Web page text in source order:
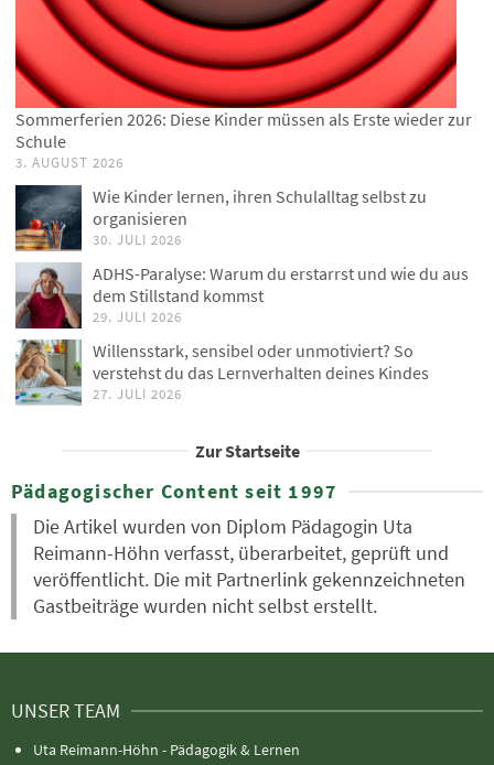
Sommerferien 2026: Diese Kinder müssen als Erste wieder zur
Schule
3. AUGUST 2026
Wie Kinder lernen, ihren Schulalltag selbst zu
organisieren
30. JULI 2026
ADHS-Paralyse: Warum du erstarrst und wie du aus
dem Stillstand kommst
29. JULI 2026
Willensstark, sensibel oder unmotiviert? So
verstehst du das Lernverhalten deines Kindes
27. JULI 2026
Zur Startseite
Pädagogischer Content seit 1997
Die Artikel wurden von Diplom Pädagogin Uta
Reimann-Höhn verfasst, überarbeitet, geprüft und
veröffentlicht. Die mit Partnerlink gekennzeichneten
Gastbeiträge wurden nicht selbst erstellt.
UNSER TEAM
Uta Reimann-Höhn - Pädagogik & Lernen